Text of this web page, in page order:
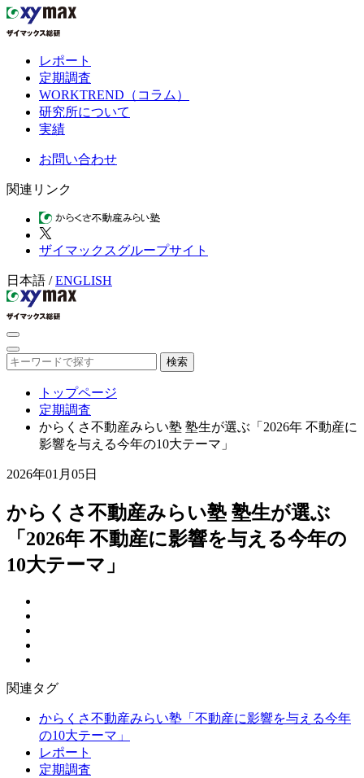
レポート
定期調査
WORKTREND（コラム）
研究所について
実績
お問い合わせ
関連リンク
ザイマックスグループサイト
日本語 /ENGLISH
検索
トップページ
定期調査
からくさ不動産みらい塾 塾生が選ぶ「2026年 不動産に
影響を与える今年の10大テーマ」
2026年01月05日
からくさ不動産みらい塾 塾生が選ぶ
「2026年 不動産に影響を与える今年の
10大テーマ」
関連タグ
からくさ不動産みらい塾「不動産に影響を与える今年
の10大テーマ」
レポート
定期調査